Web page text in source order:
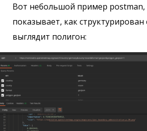
Вот небольшой пример
показывает, как структурирован
выглядит полигон: